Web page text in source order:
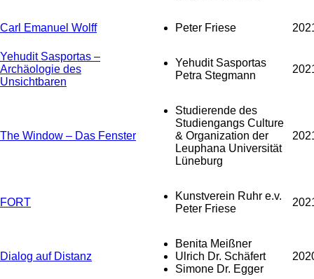
Carl Emanuel Wolff Peter Friese
Yehudit Sasportas –
Archäologie des
Unsichtbaren
Yehudit Sasportas
Petra Stegmann
The Window – Das Fenster
Studierende des
Studiengangs Culture
& Organization der
Leuphana Universität
Lüneburg
FORT
Kunstverein Ruhr e.v.
Peter Friese
Dialog auf Distanz
Benita Meißner
Ulrich Dr. Schäfert
Simone Dr. Egger